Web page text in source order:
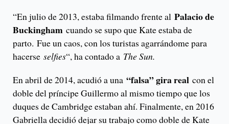
“En julio de 2013, estaba filmando frente al Palacio de
Buckingham cuando se supo que Kate estaba de
parto. Fue un caos, con los turistas agarrándome para
hacerse selfies“, ha contado a The Sun.
En abril de 2014, acudió a una “falsa” gira real con el
doble del príncipe Guillermo al mismo tiempo que los
duques de Cambridge estaban ahí. Finalmente, en 2016
Gabriella decidió dejar su trabajo como doble de Kate